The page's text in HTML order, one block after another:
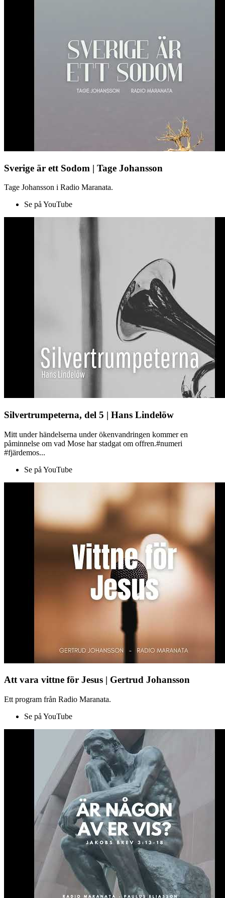
Sverige är ett Sodom | Tage Johansson
Tage Johansson i Radio Maranata.
Se på YouTube
Silvertrumpeterna, del 5 | Hans Lindelöw
Mitt under händelserna under ökenvandringen kommer en
påminnelse om vad Mose har stadgat om offren.#numeri
#fjärdemos...
Se på YouTube
Att vara vittne för Jesus | Gertrud Johansson
Ett program från Radio Maranata.
Se på YouTube